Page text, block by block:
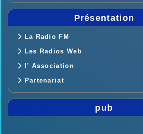
Présentation
La Radio FM
Les Radios Web
l' Association
Partenariat
pub